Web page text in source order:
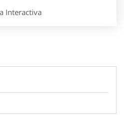
Interactiva